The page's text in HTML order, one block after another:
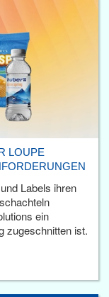
LOUPE
Labels ihren
ein
zugeschnitten ist.